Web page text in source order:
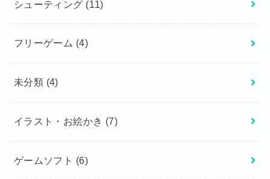
シューティング (11)
フリーゲーム (4)
未分類 (4)
イラスト・お絵かき (7)
ゲームソフト (6)